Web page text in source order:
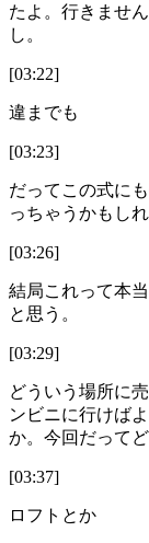
たよ。行きませ
し。
[03:22]
違までも
[03:23]
だってこの式に
っちゃうかもしれ
[03:26]
結局これって本
と思う。
[03:29]
どういう場所に
ンビニに行けば
か。今回だって
[03:37]
ロフトとか